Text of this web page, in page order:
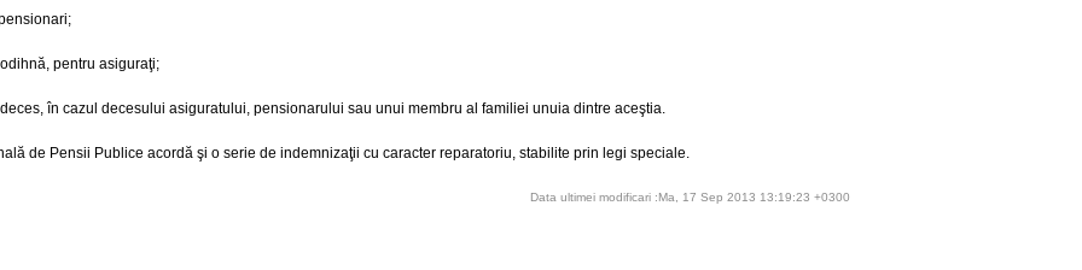
pentru asiguraţi;
în cazul decesului asiguratului, pensionarului sau unui membru al familiei unuia dintre aceştia.
de Pensii Publice acordă şi o serie de indemnizaţii cu caracter reparatoriu, stabilite prin legi speciale.
Data ultimei modificari :Ma, 17 Sep 2013 13:19:23 +0300